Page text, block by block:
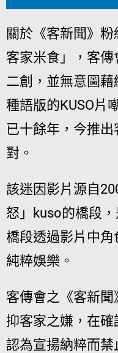
關於《客新聞》
客家米食」，客
二創，並無意圖
種語版的KUSO片
已十餘年，今推
對。
該迷因影片源自
怒」kuso的橋段
橋段透過影片中
純粹娛樂。
客傳會之《客新
抑客家之嫌，在
認為宣揚納粹而